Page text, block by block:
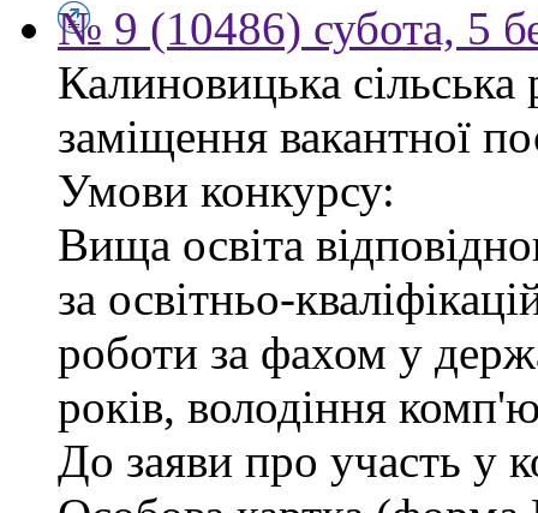
№ 9 (10486) субота, 5
Калиновицька
заміщення вакантної
Умови конкурсу:
Вища освіта
за освітньо-
роботи за фахом у
років, володіння
До заяви про участь у